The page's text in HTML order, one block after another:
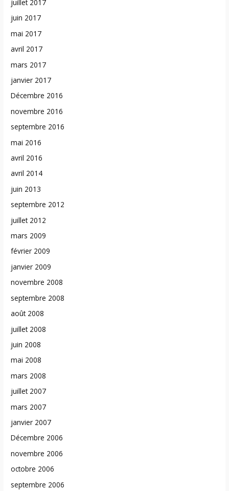
juillet 2017
juin 2017
mai 2017
avril 2017
mars 2017
janvier 2017
Décembre 2016
novembre 2016
septembre 2016
mai 2016
avril 2016
avril 2014
juin 2013
septembre 2012
juillet 2012
mars 2009
février 2009
janvier 2009
novembre 2008
septembre 2008
août 2008
juillet 2008
juin 2008
mai 2008
mars 2008
juillet 2007
mars 2007
janvier 2007
Décembre 2006
novembre 2006
octobre 2006
septembre 2006